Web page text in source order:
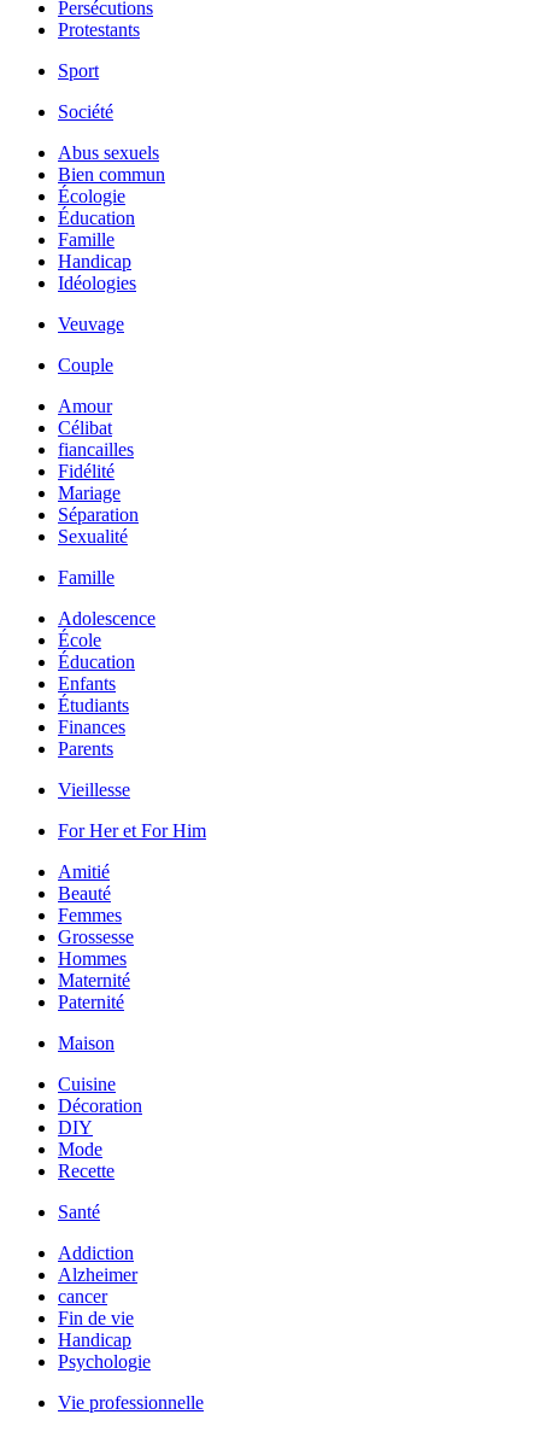
Persécutions
Protestants
Sport
Société
Abus sexuels
Bien commun
Écologie
Éducation
Famille
Handicap
Idéologies
Veuvage
Couple
Amour
Célibat
fiancailles
Fidélité
Mariage
Séparation
Sexualité
Famille
Adolescence
École
Éducation
Enfants
Étudiants
Finances
Parents
Vieillesse
For Her et For Him
Amitié
Beauté
Femmes
Grossesse
Hommes
Maternité
Paternité
Maison
Cuisine
Décoration
DIY
Mode
Recette
Santé
Addiction
Alzheimer
cancer
Fin de vie
Handicap
Psychologie
Vie professionnelle